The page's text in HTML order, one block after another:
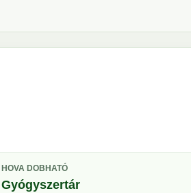
HOVA DOBHATÓ
Gyógyszertár